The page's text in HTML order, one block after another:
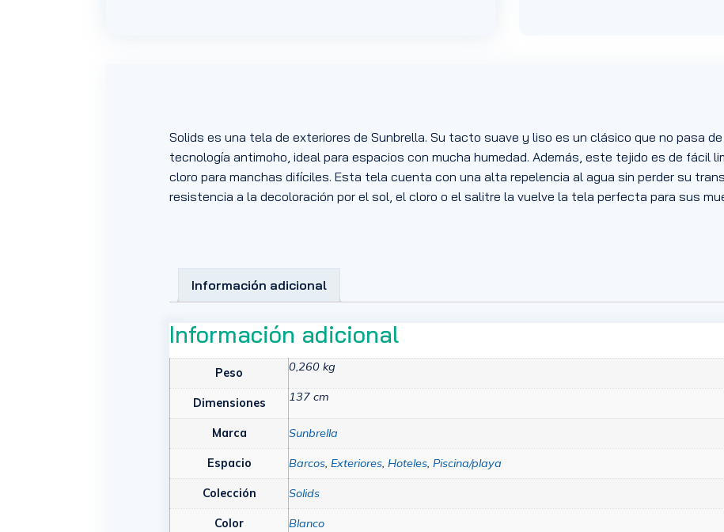
Solids es una tela de exteriores de Sunbrella. Su tacto suave y liso es un clásico que no pasa
tecnología antimoho, ideal para espacios con mucha humedad. Además, este tejido es de fácil
cloro para manchas difíciles. Esta tela cuenta con una alta repelencia al agua sin perder su
resistencia a la decoloración por el sol, el cloro o el salitre la vuelve la tela perfecta para sus
Información adicional
Información adicional
Peso 0,260 kg
Dimensiones 137 cm
Marca Sunbrella
Espacio Barcos,Exteriores,Hoteles,Piscina/playa
Colección Solids
Color Blanco